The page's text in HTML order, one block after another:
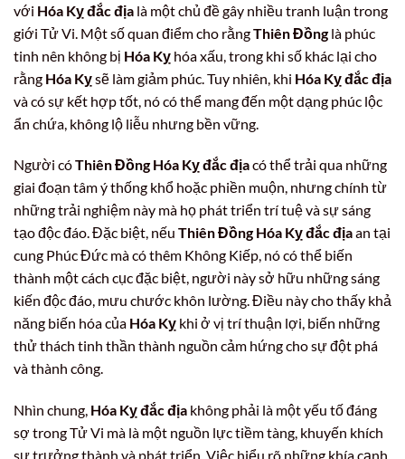
với Hóa Kỵ đắc địa là một chủ đề gây nhiều tranh luận trong
giới Tử Vi. Một số quan điểm cho rằngThiên Đồnglà phúc
tinh nên không bị Hóa Kỵ hóa xấu, trong khi số khác lại cho
rằng Hóa Kỵsẽ làm giảm phúc. Tuy nhiên, khi Hóa Kỵ đắc địa
và có sự kết hợp tốt, nó có thể mang đến một dạng phúc lộc
ẩn chứa, không lộ liễu nhưng bền vững.
Người cóThiên Đồng Hóa Kỵ đắc địacó thể trải qua những
giai đoạn tâm ý thống khổ hoặc phiền muộn, nhưng chính từ
những trải nghiệm này mà họ phát triển trí tuệ và sự sáng
tạo độc đáo. Đặc biệt, nếu Thiên Đồng Hóa Kỵ đắc địaan tại
cung Phúc Đức mà có thêm Không Kiếp, nó có thể biến
thành một cách cục đặc biệt, người này sở hữu những sáng
kiến độc đáo, mưu chước khôn lường. Điều này cho thấy khả
năng biến hóa của Hóa Kỵ khi ở vị trí thuận lợi, biến những
thử thách tinh thần thành nguồn cảm hứng cho sự đột phá
và thành công.
Nhìn chung, Hóa Kỵ đắc địa không phải là một yếu tố đáng
sợ trong Tử Vi mà là một nguồn lực tiềm tàng, khuyến khích
sự trưởng thành và phát triển. Việc hiểu rõ những khía cạnh